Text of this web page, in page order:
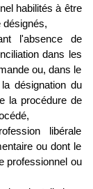
habilités à être
désignés,
l'absence de
dans les
ou, dans le
désignation du
la procédure de
libérale
ou dont le
professionnel ou